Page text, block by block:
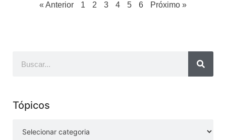
« Anterior 1 2 3 4 5 6 Próximo »
Tópicos